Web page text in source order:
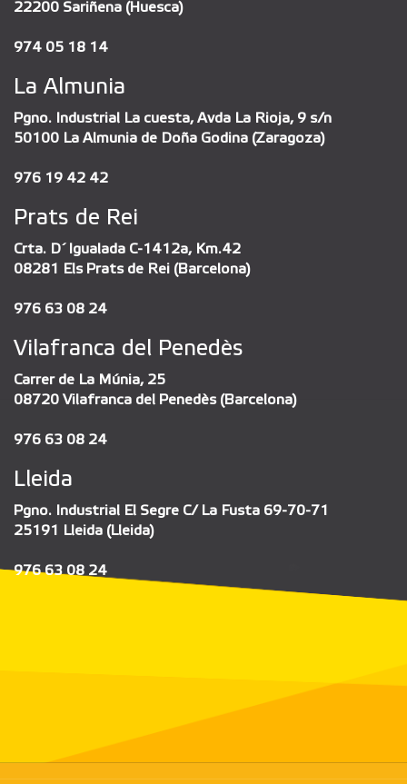
22200 Sariñena (Huesca)
974 05 18 14
La Almunia
Pgno. Industrial La cuesta, Avda La Rioja, 9 s/n
50100 La Almunia de Doña Godina (Zaragoza)
976 19 42 42
Prats de Rei
Crta. D´Igualada C-1412a, Km.42
08281 Els Prats de Rei (Barcelona)
976 63 08 24
Vilafranca del Penedès
Carrer de La Múnia, 25
08720 Vilafranca del Penedès (Barcelona)
976 63 08 24
Lleida
Pgno. Industrial El Segre C/ La Fusta 69-70-71
25191 Lleida (Lleida)
976 63 08 24